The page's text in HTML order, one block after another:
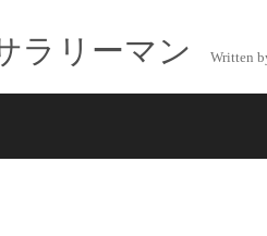
ラリーマン Written